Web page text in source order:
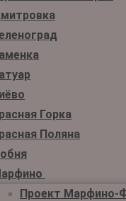
Горка
Поляна
Проект Марфино-